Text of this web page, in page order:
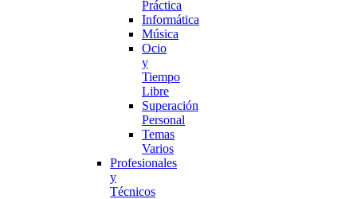
Práctica
Informática
Música
Ocio
y
Tiempo
Libre
Superación
Personal
Temas
Varios
Profesionales
y
Técnicos